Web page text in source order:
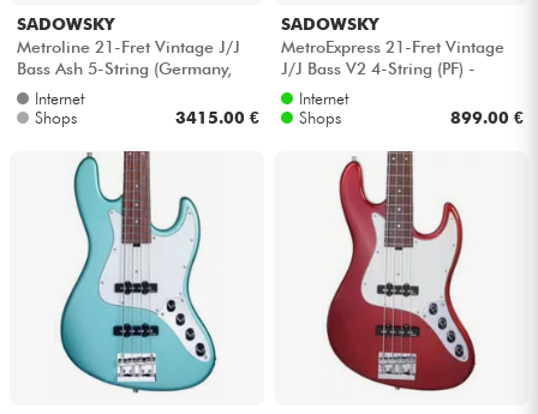
SADOWSKY
Metroline 21-Fret Vintage J/J
Bass Ash 5-String (Germany,
MN) - Sage green metallic satin
Internet
Shops
3415.00 €
SADOWSKY
MetroExpress 21-Fret Vintage
J/J Bass V2 4-String (PF) -
Ocean blue metallic
Internet
Shops
899.00 €